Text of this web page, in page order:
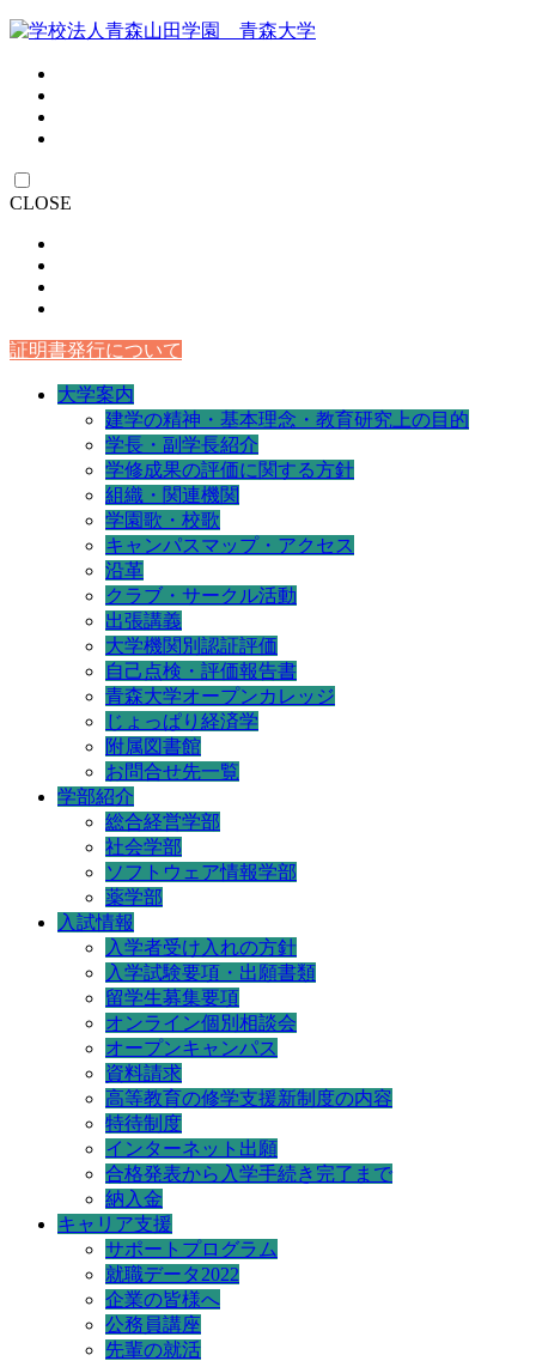
CLOSE
証明書発行について
大学案内
建学の精神・基本理念・教育研究上の目的
学長・副学長紹介
学修成果の評価に関する方針
組織・関連機関
学園歌・校歌
キャンパスマップ・アクセス
沿革
クラブ・サークル活動
出張講義
大学機関別認証評価
自己点検・評価報告書
青森大学オープンカレッジ
じょっぱり経済学
附属図書館
お問合せ先一覧
学部紹介
総合経営学部
社会学部
ソフトウェア情報学部
薬学部
入試情報
入学者受け入れの方針
入学試験要項・出願書類
留学生募集要項
オンライン個別相談会
オープンキャンパス
資料請求
高等教育の修学支援新制度の内容
特待制度
インターネット出願
合格発表から入学手続き完了まで
納入金
キャリア支援
サポートプログラム
就職データ2022
企業の皆様へ
公務員講座
先輩の就活